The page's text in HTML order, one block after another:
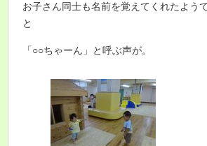
お子さん同士も名前を覚えてくれたよう
と
「○○ちゃーん」と呼ぶ声が。